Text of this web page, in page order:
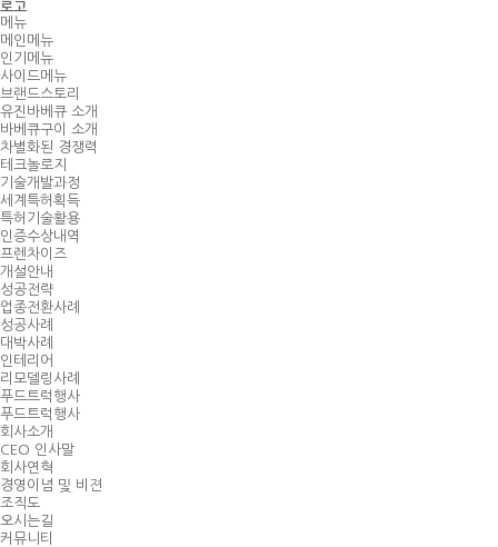
로고
메뉴
메인메뉴
인기메뉴
사이드메뉴
브랜드스토리
유진바베큐 소개
바베큐구이 소개
차별화된 경쟁력
테크놀로지
기술개발과정
세계특허획득
특허기술활용
인증수상내역
프렌차이즈
개설안내
성공전략
업종전환사례
성공사례
대박사례
인테리어
리모델링사례
푸드트럭행사
푸드트럭행사
회사소개
CEO 인사말
회사연혁
경영이념 및 비젼
조직도
오시는길
커뮤니티